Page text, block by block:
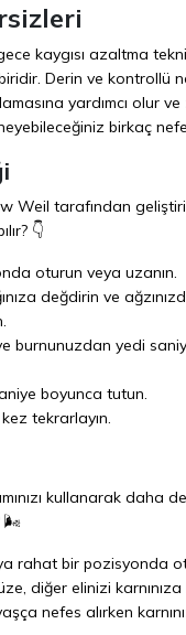
kaygısı azaltma
Derin ve kontrollü
yardımcı olur ve
birkaç
Weil tarafından
👇
oturun veya uzanın.
değdirin ve
ve burnunuzdan yedi
boyunca tutun.
tekrarlayın.
kullanarak daha
🌬️
rahat bir pozisyonda
diğer elinizi karnınıza
nefes alırken